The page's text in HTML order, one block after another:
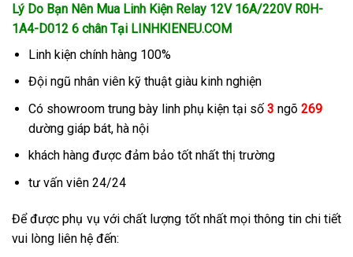
Lý Do Bạn Nên Mua Linh Kiện Relay 12V 16A/220V R0H-
1A4-D012 6 chân Tại LINHKIENEU.COM
Linh kiện chính hàng 100%
Đội ngũ nhân viên kỹ thuật giàu kinh nghiện
Có showroom trung bày linh phụ kiện tại số 3 ngõ 269
dường giáp bát, hà nội
khách hàng được đảm bảo tốt nhất thị trường
tư vấn viên 24/24
Để được phụ vụ với chất lượng tốt nhất mọi thông tin chi tiết
vui lòng liên hệ đến: